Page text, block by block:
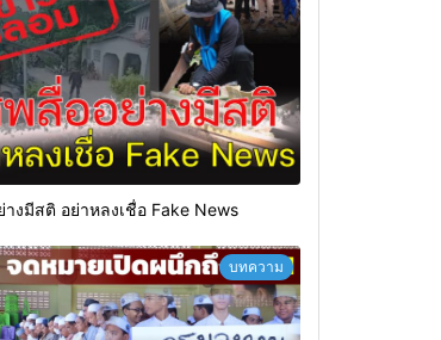
างมีสติ อย่าหลงเชื่อ Fake News
บทความ